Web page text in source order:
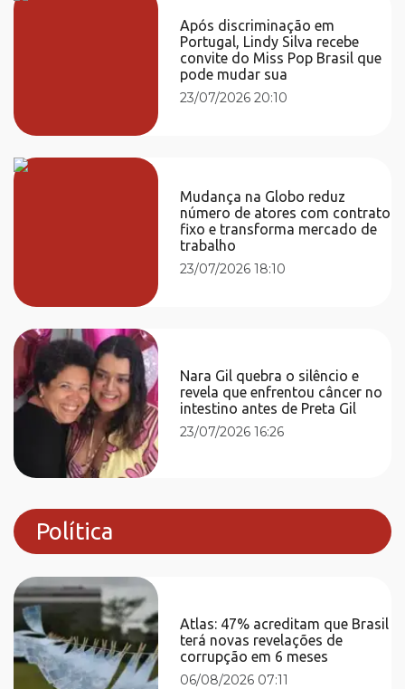
Após discriminação em
Portugal, Lindy Silva recebe
convite do Miss Pop Brasil que
pode mudar sua
23/07/2026 20:10
Mudança na Globo reduz
número de atores com contrato
fixo e transforma mercado de
trabalho
23/07/2026 18:10
Nara Gil quebra o silêncio e
revela que enfrentou câncer no
intestino antes de Preta Gil
23/07/2026 16:26
Política
Atlas: 47% acreditam que Brasil
terá novas revelações de
corrupção em 6 meses
06/08/2026 07:11